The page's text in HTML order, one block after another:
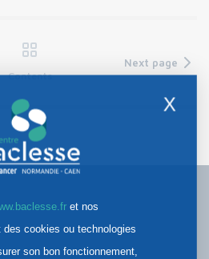
Contents
Next page
X
et nos
cookies ou technologies
son bon fonctionnement,